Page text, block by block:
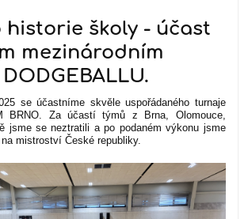
historie školy - účast
mezinárodním
se účastníme skvěle uspořádaného turnaje
BRNO. Za účastí týmů z Brna, Olomouce,
jsme se neztratili a po podaném výkonu jsme
mistroství České republiky.